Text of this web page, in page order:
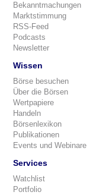
Bekanntmachungen
Marktstimmung
RSS-Feed
Podcasts
Newsletter
Wissen
Börse besuchen
Über die Börsen
Wertpapiere
Handeln
Börsenlexikon
Publikationen
Events und Webinare
Services
Watchlist
Portfolio